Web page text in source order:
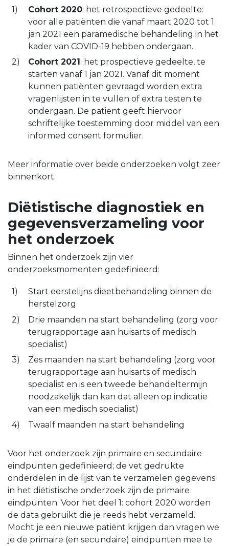
Cohort 2020: het retrospectieve gedeelte:
voor alle patiënten die vanaf maart 2020 tot 1
jan 2021 een paramedische behandeling in het
kader van COVID-19 hebben ondergaan.
Cohort 2021 : het prospectieve gedeelte, te
starten vanaf 1 jan 2021. Vanaf dit moment
kunnen patiënten gevraagd worden extra
vragenlijsten in te vullen of extra testen te
ondergaan. De patiënt geeft hiervoor
schriftelijke toestemming door middel van een
informed consent formulier.
Meer informatie over beide onderzoeken volgt zeer
binnenkort.
Diëtistische diagnostiek en
gegevensverzameling voor
het onderzoek
Binnen het onderzoek zijn vier
onderzoeksmomenten gedefinieerd:
Start eerstelijns dieetbehandeling binnen de
herstelzorg
Drie maanden na start behandeling (zorg voor
terugrapportage aan huisarts of medisch
specialist)
Zes maanden na start behandeling (zorg voor
terugrapportage aan huisarts of medisch
specialist en is een tweede behandeltermijn
noodzakelijk dan kan dat alleen op indicatie
van een medisch specialist)
Twaalf maanden na start behandeling
Voor het onderzoek zijn primaire en secundaire
eindpunten gedefinieerd; de vet gedrukte
onderdelen in de lijst van te verzamelen gegevens
in het diëtistische onderzoek zijn de primaire
eindpunten. Voor het deel 1: cohort 2020 worden
de data gebruikt die je reeds hebt verzameld.
Mocht je een nieuwe patiënt krijgen dan vragen we
je de primaire (en secundaire) eindpunten mee te